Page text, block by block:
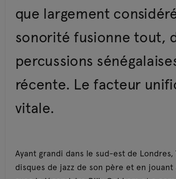
que largement
sonorité fusionne tout,
percussions
récente. Le facteur
vitale.
Ayant grandi dans le sud-est de
disques de jazz de son père et en